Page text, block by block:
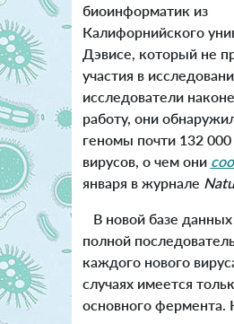
биоинформатик из
Калифорнийского
Дэвисе, который не
участия в
исследователи
работу, они
геномы почти 132
вирусов, о чем они
января в журнале
В новой базе
полной
каждого нового
случаях имеется
основного фермента.